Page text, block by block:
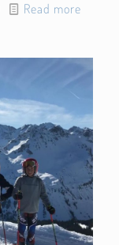
Read more